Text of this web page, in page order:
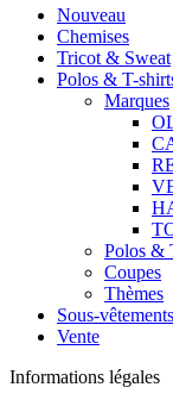
Nouveau
Chemises
Tricot & Sweat
Polos & T-
Marques
Polos &
Coupes
Thèmes
Sous-vêtements
Vente
Informations légales